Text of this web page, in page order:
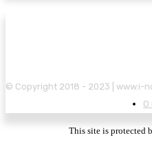
© Copyright 2018 - 2023 | www.i-
O
This site is protected